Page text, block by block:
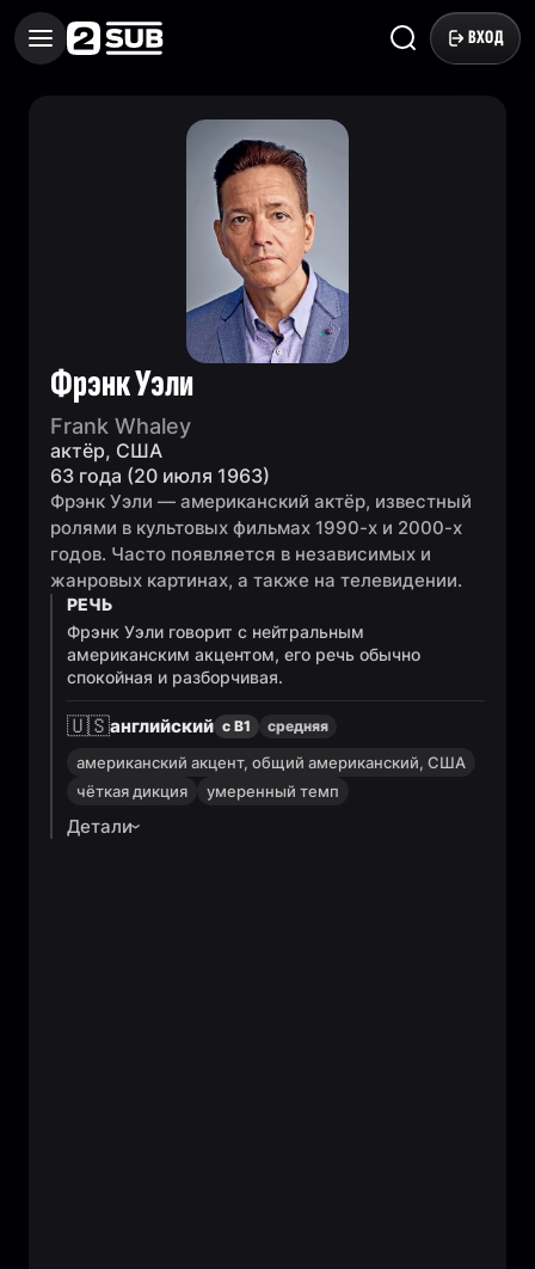
ВХОД
Фрэнк Уэли
Frank Whaley
актёр, США
63 года (20 июля 1963)
Фрэнк Уэли — американский актёр, известный
ролями в культовых фильмах 1990-х и 2000-х
годов. Часто появляется в независимых и
жанровых картинах, а также на телевидении.
РЕЧЬ
Фрэнк Уэли говорит с нейтральным
американским акцентом, его речь обычно
спокойная и разборчивая.
🇺🇸английский с B1 средняя
американский акцент, общий американский, США
чёткая дикция
умеренный темп
Детали